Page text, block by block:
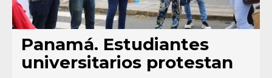
Panamá. Estudiantes
universitarios protestan